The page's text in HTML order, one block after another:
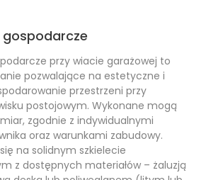
gospodarcze
przy wiacie garażowej to
pozwalające na estetyczne i
przestrzeni przy
postojowym. Wykonane mogą
zgodnie z indywidualnymi
oraz warunkami zabudowy.
na solidnym szkielecie
z dostępnych materiałów – żaluzją